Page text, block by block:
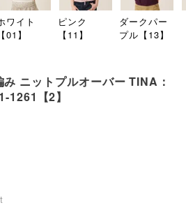
ワイト
【01】
ピンク
【11】
ダークパー
プル【13】
ニットプルオーバー TINA：
【2】